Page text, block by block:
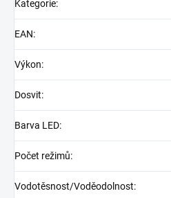
Kategorie:
EAN:
Výkon:
Dosvit:
Barva LED:
Počet režimů:
Vodotěsnost/Voděodolnost: